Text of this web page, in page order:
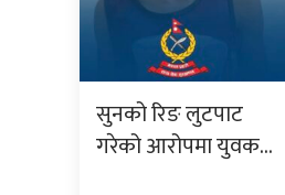
सुनको रिङ लुटपाट
गरेको आरोपमा युवक…